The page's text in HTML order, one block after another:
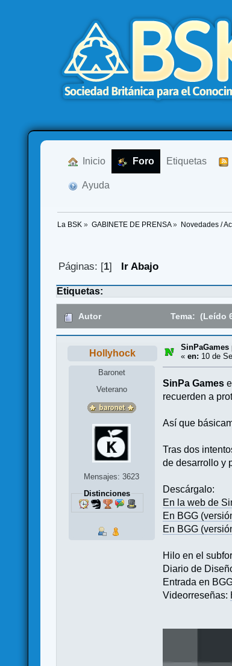
Inicio Foro Etiquetas
Ayuda
La BSK » GABINETE DE PRENSA» Novedades /
Páginas: [1] Ir Abajo
Etiquetas:
Autor Tema: (Leído
Hollyhock
Baronet
Veterano
Mensajes: 3623
Distinciones
«en: 10 de
SinPa Games
recuerden a
Así que
Tras dos
de desarrollo y
Descárgalo:
En la web de
En BGG
En BGG
Hilo en el
Diario de
Entrada en
Videorreseñas: